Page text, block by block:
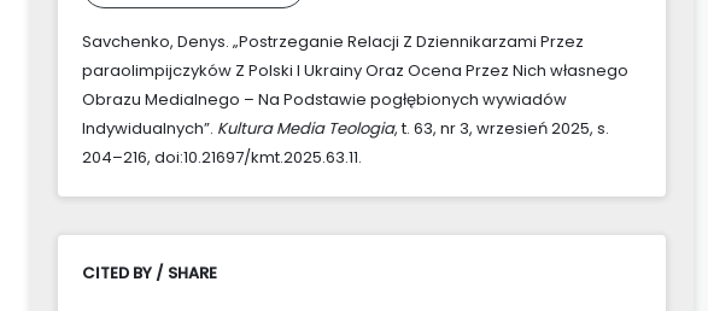
Savchenko, Denys. „Postrzeganie Relacji Z Dziennikarzami Przez
paraolimpijczyków Z Polski I Ukrainy Oraz Ocena Przez Nich własnego
Obrazu Medialnego – Na Podstawie pogłębionych wywiadów
Indywidualnych”. Kultura Media Teologia, t. 63, nr 3, wrzesień 2025, s.
204–216, doi:10.21697/kmt.2025.63.11.
CITED BY / SHARE